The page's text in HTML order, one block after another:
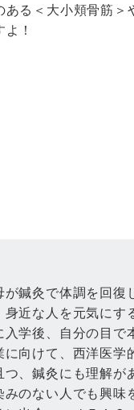
る＜大小頬骨筋
！
鍼灸で体調を回復
身近な人を元気に
入学後、自分の目で
に向けて、西洋医学
つ、鍼灸にも理解が
みのない人でも興味